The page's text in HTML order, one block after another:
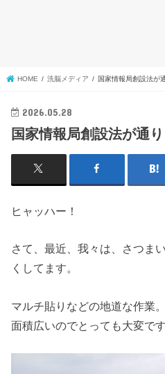
HOME 洗脳メディア 国家情報局創設法が
2026.05.28
国家情報局創設法が通
ヒャッハー！
さて、最近、我々は、さつま
くしてます。
マルチ貼りなどの地道な作業。
面積広いのでとっても大変です